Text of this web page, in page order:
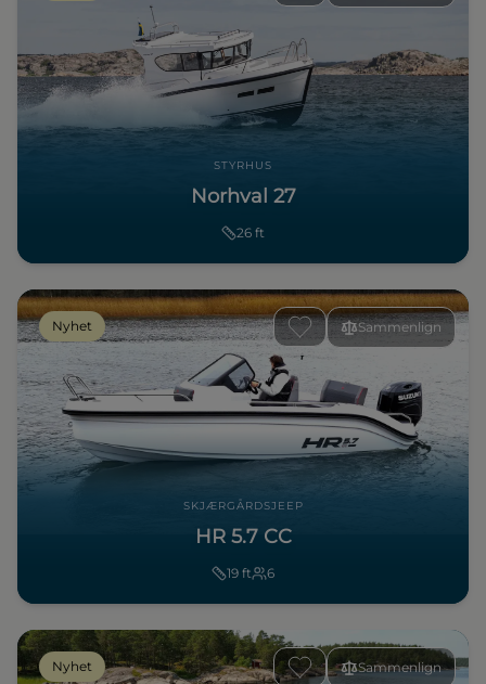
STYRHUS
Norhval 27
26 ft
Sammenlign
Nyhet
SKJÆRGÅRDSJEEP
HR 5.7 CC
19 ft 6
Sammenlign
Nyhet